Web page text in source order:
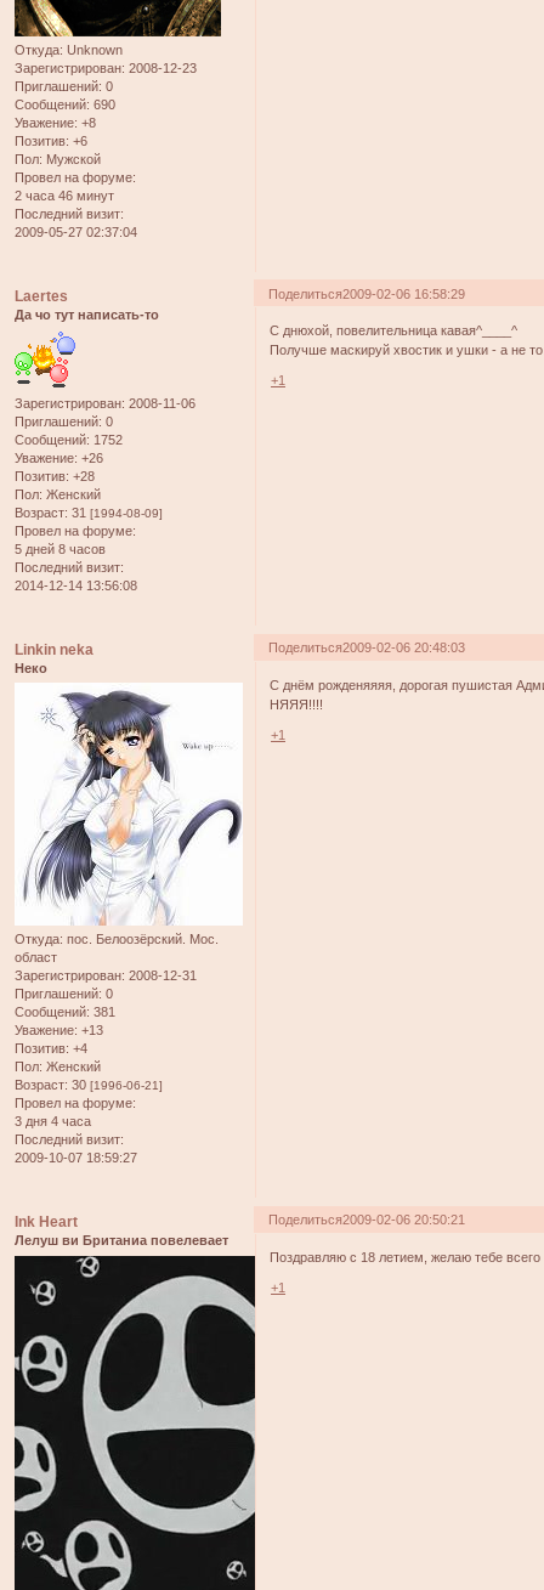
Откуда: Unknown
Зарегистрирован: 2008-12-23
Приглашений: 0
Сообщений: 690
Уважение: +8
Позитив: +6
Пол: Мужской
Провел на форуме:
2 часа 46 минут
Последний визит:
2009-05-27 02:37:04
Поделиться2009-02-06 16:58:29
Laertes
Да чо тут написать-то
Зарегистрирован: 2008-11-06
Приглашений: 0
Сообщений: 1752
Уважение: +26
Позитив: +28
Пол: Женский
Возраст: 31 [1994-08-09]
Провел на форуме:
5 дней 8 часов
Последний визит:
2014-12-14 13:56:08
С днюхой, повелительница кавая^____^
Получше маскируй хвостик и ушки - а не
+1
Поделиться2009-02-06 20:48:03
Linkin neka
Неко
Откуда: пос. Белоозёрский. Мос.
област
Зарегистрирован: 2008-12-31
Приглашений: 0
Сообщений: 381
Уважение: +13
Позитив: +4
Пол: Женский
Возраст: 30 [1996-06-21]
Провел на форуме:
3 дня 4 часа
Последний визит:
2009-10-07 18:59:27
С днём рожденяяяя, дорогая пушистая
НЯЯЯ!!!!
+1
Поделиться2009-02-06 20:50:21
Ink Heart
Лелуш ви Британиа повелевает
Поздравляю с 18 летием, желаю тебе
+1